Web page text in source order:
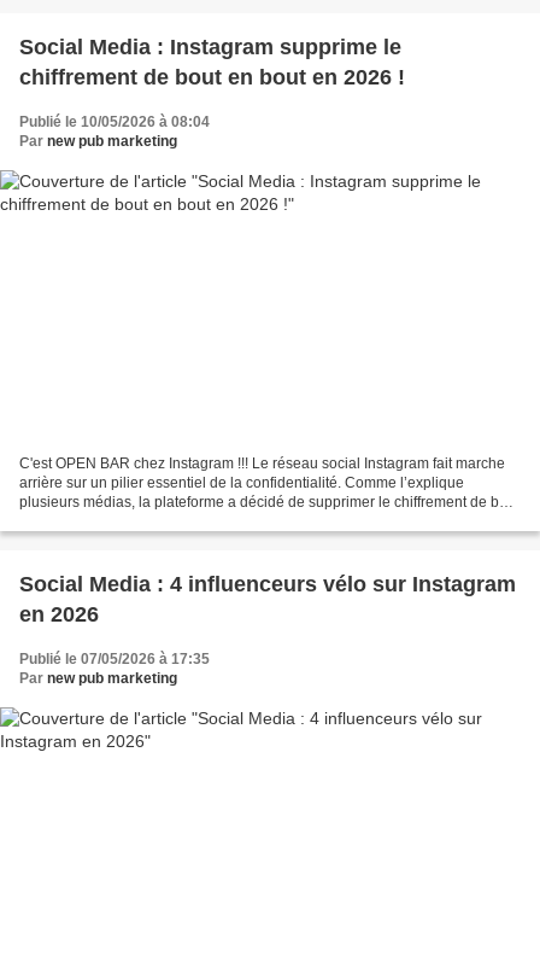
Social Media : Instagram supprime le
chiffrement de bout en bout en 2026 !
Publié le 10/05/2026 à 08:04
Par new pub marketing
C'est OPEN BAR chez Instagram !!! Le réseau social Instagram fait marche
arrière sur un pilier essentiel de la confidentialité. Comme l’explique
plusieurs médias, la plateforme a décidé de supprimer le chiffrement de bout
Social Media : 4 influenceurs vélo sur Instagram
en 2026
Publié le 07/05/2026 à 17:35
Par new pub marketing